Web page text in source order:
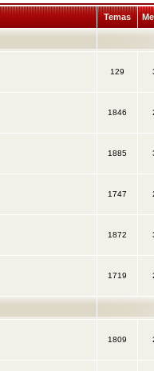
Temas
129
1846
1885
1747
1872
1719
1809